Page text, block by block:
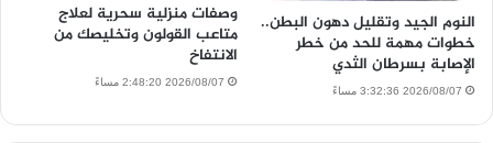
النوم الجيد وتقليل دهون البطن..
خطوات مهمة للحد من خطر
الإصابة بسرطان الثدي
2026/08/07 3:32:36 مساءً
وصفات منزلية سحرية لعلاج
متاعب القولون وتخليصك من
الانتفاخ
2026/08/07 2:48:20 مساءً